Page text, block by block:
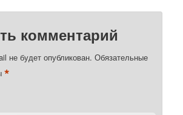
комментарий
не будет опубликован. Обязательные
*